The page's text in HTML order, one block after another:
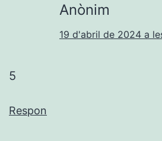
Anònim
19 d'abril de 2024 a
5
Respon